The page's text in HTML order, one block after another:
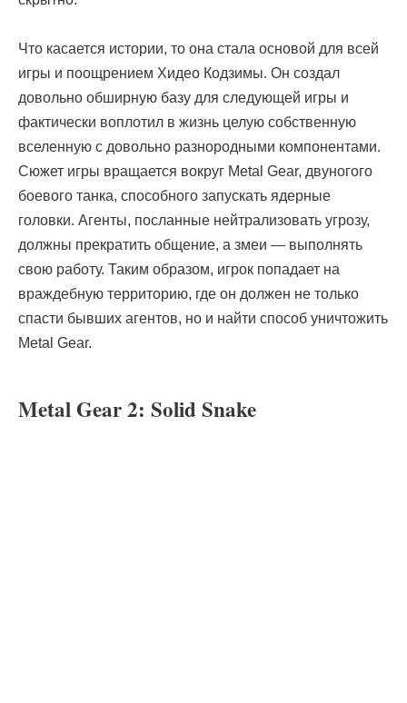
Что касается истории, то она стала основой для всей
игры и поощрением Хидео Кодзимы. Он создал
довольно обширную базу для следующей игры и
фактически воплотил в жизнь целую собственную
вселенную с довольно разнородными компонентами.
Сюжет игры вращается вокруг Metal Gear, двуногого
боевого танка, способного запускать ядерные
головки. Агенты, посланные нейтрализовать угрозу,
должны прекратить общение, а змеи — выполнять
свою работу. Таким образом, игрок попадает на
враждебную территорию, где он должен не только
спасти бывших агентов, но и найти способ уничтожить
Metal Gear.
Metal Gear 2: Solid Snake